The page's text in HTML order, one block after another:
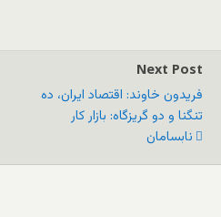
Next Post
فریدون خاوند: اقتصاد ایران، ده
تنگنا و دو گریزگاه: بازار کار
نابسامان